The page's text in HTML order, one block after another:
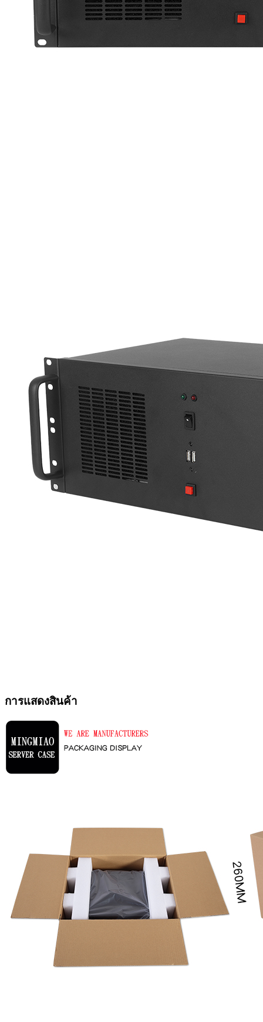
การแสดงสินค้า